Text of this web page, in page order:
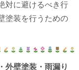
対に避けるべき行
塗装を行うための
外壁塗装・雨漏り